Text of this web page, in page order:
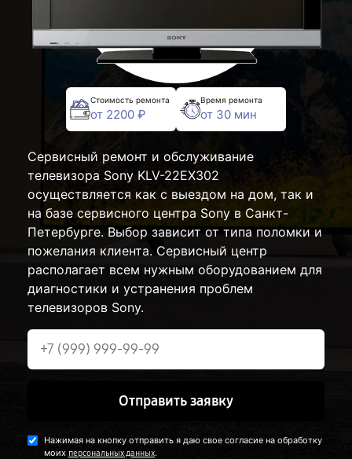
Стоимость ремонта
от 2200 ₽
Время ремонта
от 30 мин
Сервисный ремонт и обслуживание
телевизора Sony KLV-22EX302
осуществляется как с выездом на дом, так и
на базе сервисного центра Sony в Санкт-
Петербурге. Выбор зависит от типа поломки и
пожелания клиента. Сервисный центр
располагает всем нужным оборудованием для
диагностики и устранения проблем
телевизоров Sony.
Отправить заявку
Нажимая на кнопку отправить я даю свое согласие на обработку
моих персональных данных.